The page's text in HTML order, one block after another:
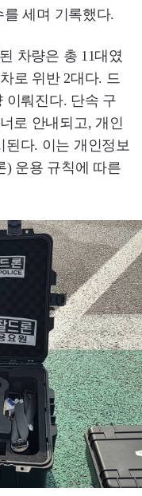
를 세며 기록했다.
차량은 총 11대였
로 위반 2대다. 드
이뤄진다. 단속 구
로 안내되고, 개인
된다. 이는 개인정보
) 운용 규칙에 따른